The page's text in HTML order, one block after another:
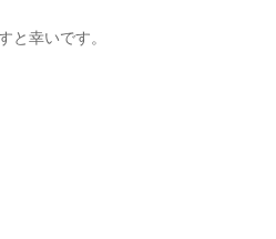
と幸いです。